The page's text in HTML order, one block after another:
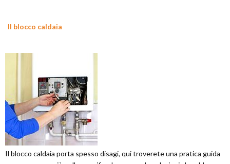
Il blocco caldaia
Il blocco caldaia porta spesso disagi, qui troverete una pratica guida